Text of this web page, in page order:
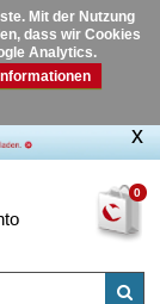
Mit der Nutzung
dass wir Cookies
Analytics.
0